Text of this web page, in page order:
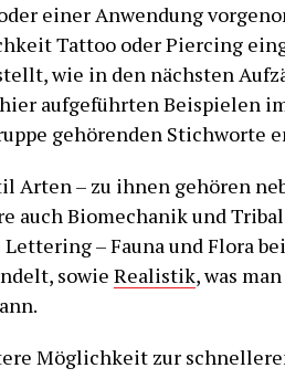
einer Anwendung
Tattoo oder Piercing
wie in den nächsten
aufgeführten Beispielen
gehörenden Stichworte
Arten – zu ihnen gehören
auch Biomechanik und
– Fauna und Flora
sowie Realistik, was
Möglichkeit zur